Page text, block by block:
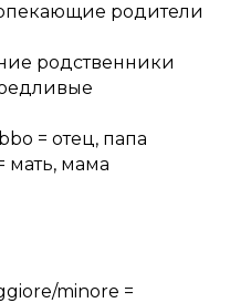
родители
родственники
= отец, папа
мать, мама
minore =